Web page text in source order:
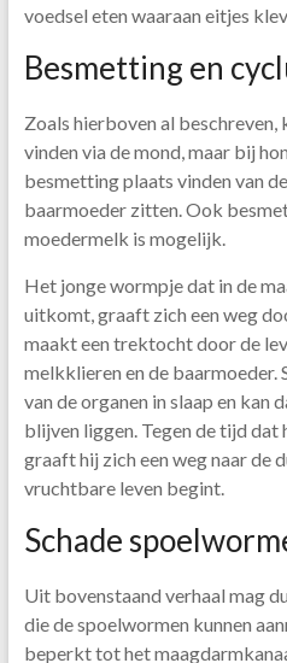
voedsel eten waaraan eitjes
Besmetting en
Zoals hierboven al
vinden via de mond, maar bij
besmetting plaats vinden van
baarmoeder zitten. Ook
moedermelk is mogelijk.
Het jonge wormpje dat in de
uitkomt, graaft zich een weg
maakt een trektocht door de
melkklieren en de baarmoeder.
van de organen in slaap en kan
blijven liggen. Tegen de tijd dat
graaft hij zich een weg naar de
vruchtbare leven begint.
Schade
Uit bovenstaand verhaal mag
die de spoelwormen kunnen
beperkt tot het